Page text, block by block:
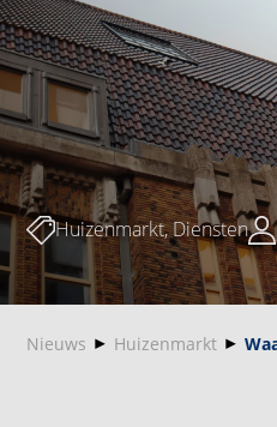
Huizenmarkt,Diensten
Nieuws Huizenmarkt